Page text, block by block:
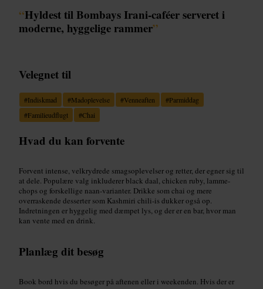
“Hyldest til Bombays Irani-caféer serveret i
moderne, hyggelige rammer”
Velegnet til
#Indiskmad #Madoplevelse #Venneaften #Parmiddag
#Familieudflugt #Chai
Hvad du kan forvente
Forvent intense, velkrydrede smagsoplevelser og retter, der egner sig til
at dele. Populære valg inkluderer black daal, chicken ruby, lamme-
chops og forskellige naan-varianter. Drikke som chai og mere
overraskende desserter som Kashmiri chili-is dukker også op.
Indretningen er hyggelig med dæmpet lys, og der er en bar, hvor man
kan vente med en drink.
Planlæg dit besøg
Book bord hvis du besøger på aftenen eller i weekenden. Hvis der er